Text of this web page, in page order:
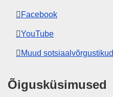
Facebook
YouTube
Muud sotsiaalvõrgustikud
Õigusküsimused